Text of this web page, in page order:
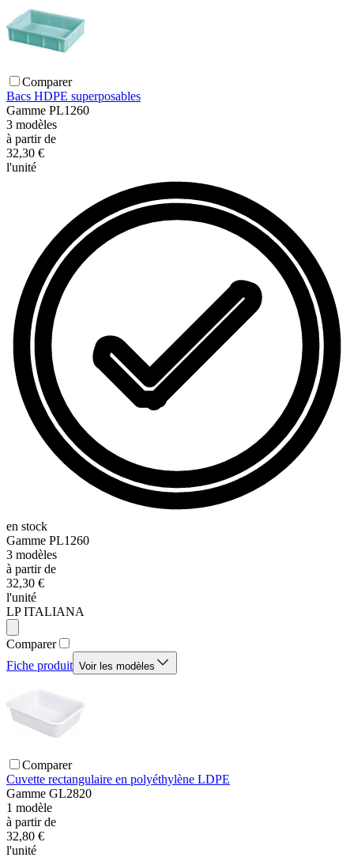
Comparer
Bacs HDPE superposables
Gamme PL1260
3 modèles
à partir de
32,30 €
l'unité
en stock
Gamme PL1260
3 modèles
à partir de
32,30 €
l'unité
LP ITALIANA
Comparer
Fiche produit Voir les modèles
Comparer
Cuvette rectangulaire en polyéthylène LDPE
Gamme GL2820
1 modèle
à partir de
32,80 €
l'unité